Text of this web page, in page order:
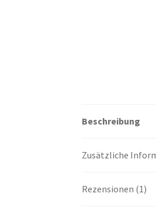
Beschreibung
Zusätzliche
Rezensionen (1)